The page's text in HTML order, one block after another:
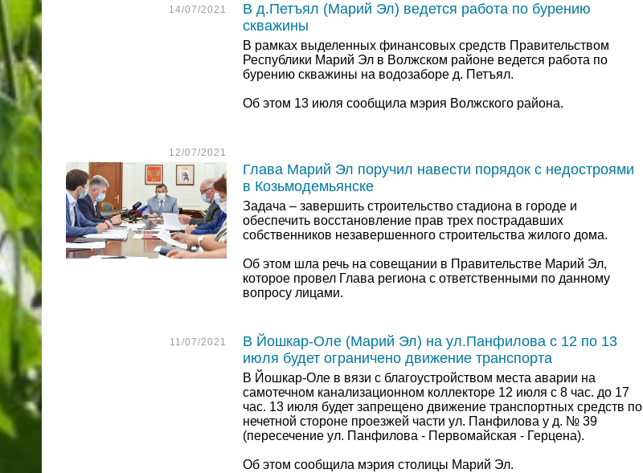
14/07/2021
В д.Петъял (Марий Эл) ведется работа по бурению
скважины
В рамках выделенных финансовых средств Правительством
Республики Марий Эл в Волжском районе ведется работа по
бурению скважины на водозаборе д. Петъял.
Об этом 13 июля сообщила мэрия Волжского района.
12/07/2021
Глава Марий Эл поручил навести порядок с недостроями
в Козьмодемьянске
Задача – завершить строительство стадиона в городе и
обеспечить восстановление прав трех пострадавших
собственников незавершенного строительства жилого дома.
Об этом шла речь на совещании в Правительстве Марий Эл,
которое провел Глава региона с ответственными по данному
вопросу лицами.
11/07/2021
В Йошкар-Оле (Марий Эл) на ул.Панфилова с 12 по 13
июля будет ограничено движение транспорта
В Йошкар-Оле в вязи с благоустройством места аварии на
самотечном канализационном коллекторе 12 июля с 8 час. до 17
час. 13 июля будет запрещено движение транспортных средств по
нечетной стороне проезжей части ул. Панфилова у д. № 39
(пересечение ул. Панфилова - Первомайская - Герцена).
Об этом сообщила мэрия столицы Марий Эл.